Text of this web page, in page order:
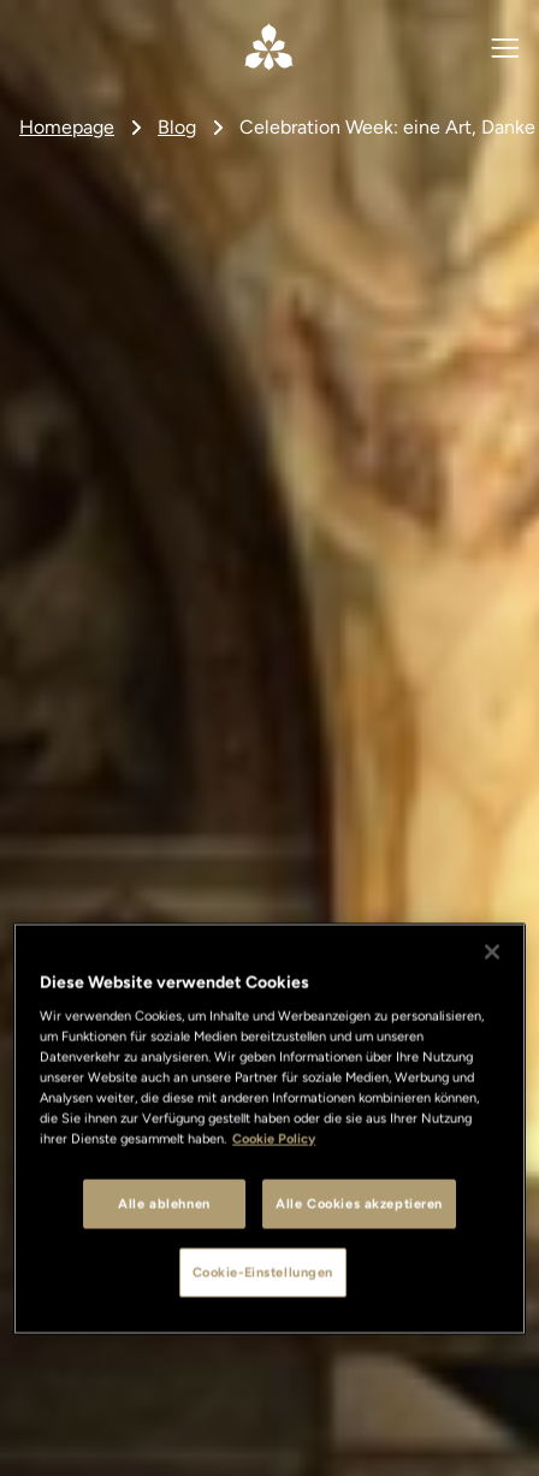
Homepage Blog Celebration Week: eine Art, Danke
Diese Website verwendet Cookies
Wir verwenden Cookies, um Inhalte und Werbeanzeigen zu personalisieren,
um Funktionen für soziale Medien bereitzustellen und um unseren
Datenverkehr zu analysieren. Wir geben Informationen über Ihre Nutzung
unserer Website auch an unsere Partner für soziale Medien, Werbung und
Analysen weiter, die diese mit anderen Informationen kombinieren können,
die Sie ihnen zur Verfügung gestellt haben oder die sie aus Ihrer Nutzung
ihrer Dienste gesammelt haben. Cookie Policy
Alle ablehnen Alle Cookies akzeptieren
Cookie-Einstellungen